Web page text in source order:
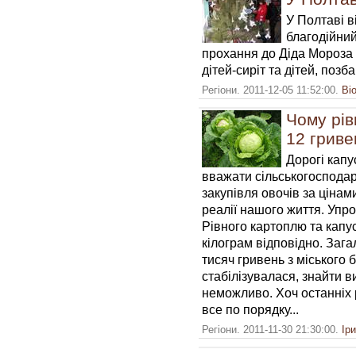
У Полтаві
прохання до Діда
дітей-сиріт та дітей,
Регіони. 2011-12-05 11:52:00.
Чому
12
Дорогі
вважати
закупівля овочів за
реалії нашого життя.
Рівного картоплю та
кілограм відповідно.
тисяч гривень з міського
стабілізувалася, знайти
неможливо. Хоч останніх
все по порядку...
Регіони. 2011-11-30 21:30:00.